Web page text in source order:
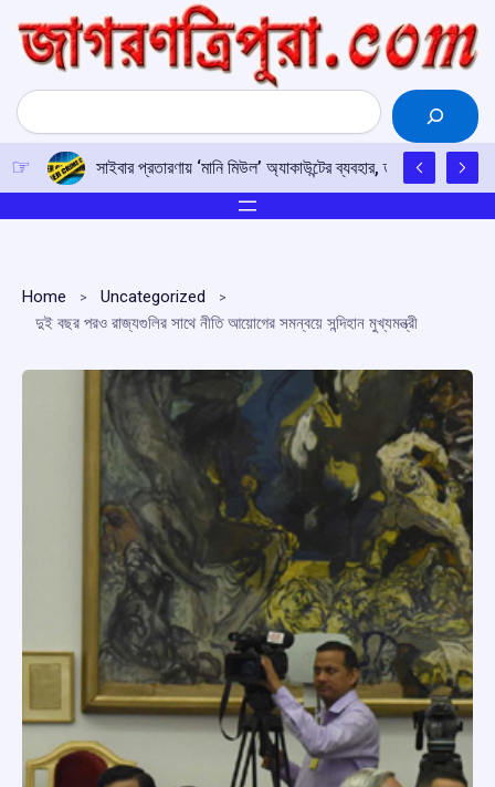
content
Search
সাইবার প্রতারণায় ‘মানি মিউল’ অ্যাকাউন্টের ব্যবহার, তামিলনাড়ু জুড়ে
Home
Uncategorized
দুই বছর পরও রাজ্যগুলির সাথে নীতি আয়োগের সমন্বয়ে সন্দিহান মুখ্যমন্ত্রী